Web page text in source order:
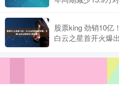
股票king 劲销10亿
白云之星首开火爆